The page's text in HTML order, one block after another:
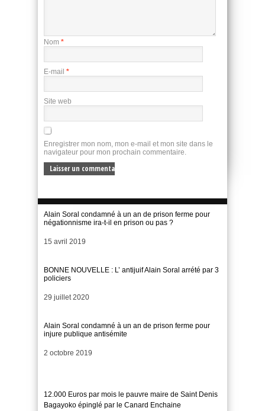
Nom *
E-mail *
Site web
Enregistrer mon nom, mon e-mail et mon site dans le
navigateur pour mon prochain commentaire.
Alain Soral condamné à un an de prison ferme pour
négationnisme ira-t-il en prison ou pas ?
Date
15 avril 2019
BONNE NOUVELLE : L’ antijuif Alain Soral arrété par 3
policiers
Date
29 juillet 2020
Alain Soral condamné à un an de prison ferme pour
injure publique antisémite
Date
2 octobre 2019
12.000 Euros par mois le pauvre maire de Saint Denis
Bagayoko épinglé par le Canard Enchaine